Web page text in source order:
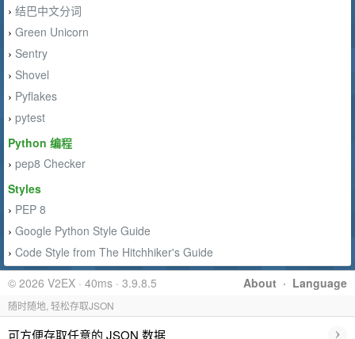
› 结巴中文分词
› Green Unicorn
› Sentry
› Shovel
› Pyflakes
› pytest
Python 编程
› pep8 Checker
Styles
› PEP 8
› Google Python Style Guide
› Code Style from The Hitchhiker's Guide
About · Language
© 2026 V2EX · 40ms · 3.9.8.5
随时随地, 轻松存取JSON
可方便存取任意的 JSON 数据 ›